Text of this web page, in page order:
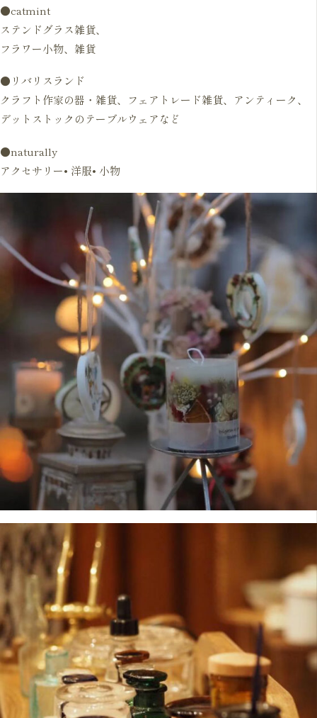
●catmint
ステンドグラス雑貨、
フラワー小物、雑貨
●リバリスランド
クラフト作家の器・雑貨、フェアトレード雑貨、アンティーク、
デットストックのテーブルウェアなど
●naturally
アクセサリー• 洋服• 小物